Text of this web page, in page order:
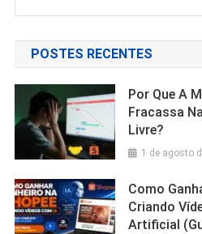
POSTES RECENTES
Por Que A
Fracassa
Livre?
1 de agosto
Como
Criando
Artificial